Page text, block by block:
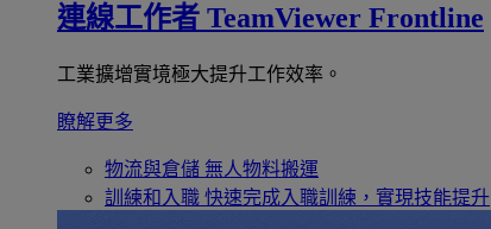
連線工作者 TeamViewer Frontline
工業擴增實境極大提升工作效率。
瞭解更多
物流與倉儲 無人物料搬運
訓練和入職 快速完成入職訓練，實現技能提升